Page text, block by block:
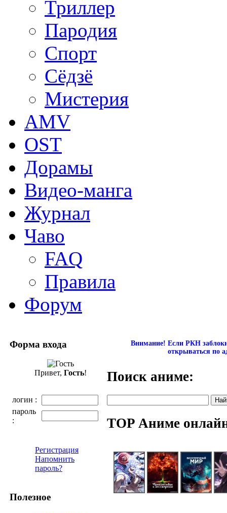
Триллер
Пародия
Спорт
Сёдзё
Мистерия
AMV
OST
Дорамы
Видео-манга
Журнал
Чаво
FAQ
Правила
Форум
Форма входа
Привет, Гость!
логин :
пароль
:
Регистрация
Напомнить
пароль?
Полезное
Внимание! Если РКН
открываться по
Поиск аниме:
TOP Аниме